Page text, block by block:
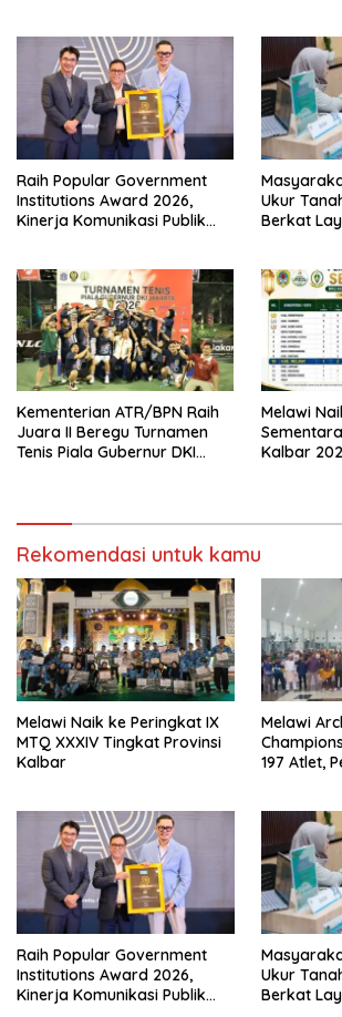
Raih Popular Government
Institutions Award 2026,
Kinerja Komunikasi Publik
Ukur
Berkat
Kementerian ATR/BPN Raih
Juara II Beregu Turnamen
Tenis Piala Gubernur DKI
Melawi
Kalbar
Rekomendasi untuk kamu
Melawi Naik ke Peringkat IX
MTQ XXXIV Tingkat Provinsi
Kalbar
Melawi
197 Atlet,
Raih Popular Government
Institutions Award 2026,
Kinerja Komunikasi Publik
Ukur
Berkat